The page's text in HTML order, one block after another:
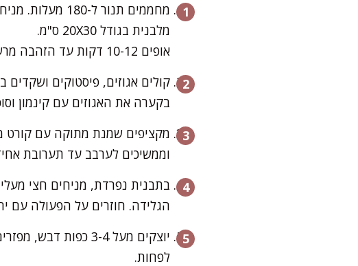
מחממים תנור
מלבנית בגודל 20X30 ס"מ.
אופים 10-12 דקות עד הזהבה מרשימה. מצננים היטב – זה החלק הקראנצ'י שמייצר את אפקט ה"בקלאווה".
בקערה את האגוזים עם קינמון
מקציפים שמנת מתוקה עם קורט
וממשיכים לערבב עד תערובת
בתבנית נפרדת, מניחים חצי
הגלידה. חוזרים על הפעולה עם
יוצקים מעל 3-4
לפחות.